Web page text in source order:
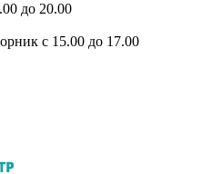
до 20.00
с 15.00 до 17.00